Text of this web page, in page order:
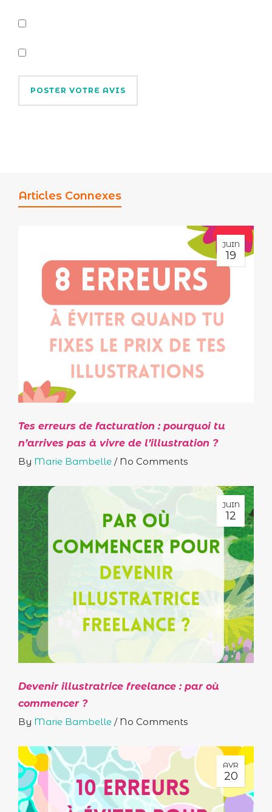
Articles Connexes
JUIN
19
Tes erreurs de facturation : pourquoi tu
n’arrives pas à vivre de l’illustration ?
By Marie Bambelle / No Comments
JUIN
12
Devenir illustratrice freelance : par où
commencer ?
By Marie Bambelle / No Comments
AVR
20